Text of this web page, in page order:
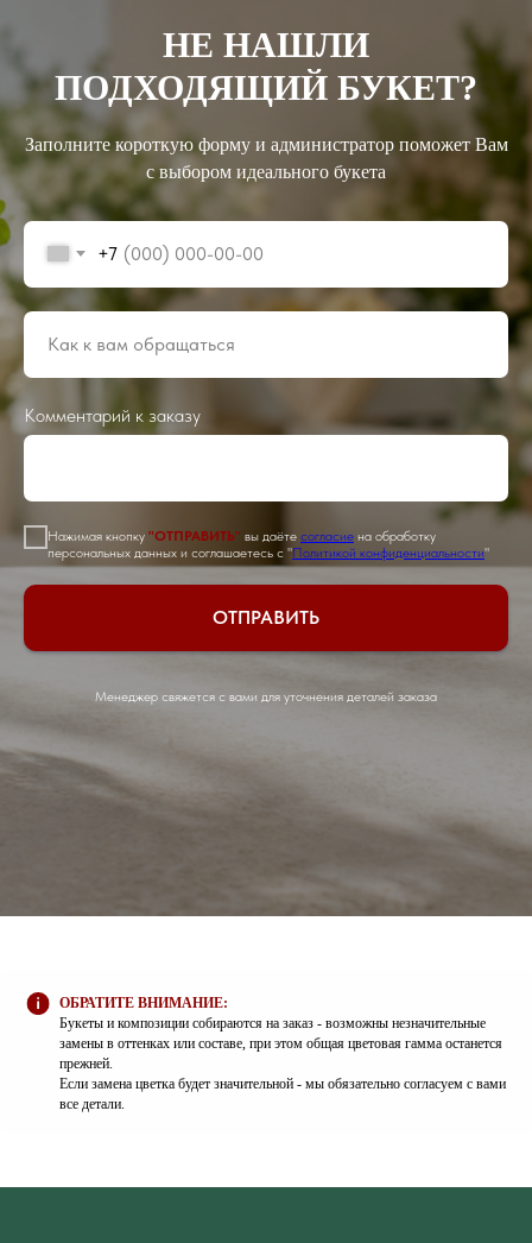
НЕ НАШЛИ
ПОДХОДЯЩИЙ БУКЕТ?
Заполните короткую форму и администратор поможет Вам
с выбором идеального букета
+7
Комментарий к заказу
Нажимая кнопку "ОТПРАВИТЬ" вы даёте согласие на обработку
персональных данных и соглашаетесь с "Политикой конфиденциальности"
ОТПРАВИТЬ
Менеджер свяжется с вами для уточнения деталей заказа
ОБРАТИТЕ ВНИМАНИЕ:
Букеты и композиции собираются на заказ - возможны незначительные
замены в оттенках или составе, при этом общая цветовая гамма останется
прежней.
Если замена цветка будет значительной - мы обязательно согласуем с вами
все детали.